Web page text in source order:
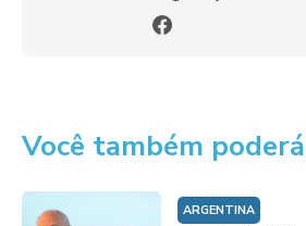
Você também
ARGENTINA